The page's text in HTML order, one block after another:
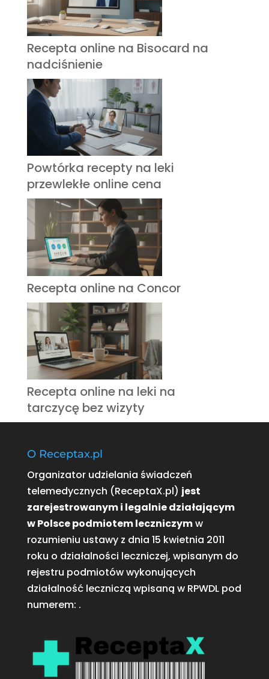
Recepta online na Bisocard na
nadciśnienie
Powtórka recepty na leki
przewlekłe online cena
Recepta online na Concor
Recepta online na leki na
tarczycę bez wizyty
O Receptax.pl
Organizator udzielania świadczeń
telemedycznych (ReceptaX.pl) jest
zarejestrowanym i legalnie działającym
w Polsce podmiotem leczniczymw
rozumieniu ustawy z dnia 15 kwietnia 2011
roku o działalności leczniczej, wpisanym do
rejestru podmiotów wykonujących
działalność leczniczą wpisaną w RPWDL pod
numerem: .